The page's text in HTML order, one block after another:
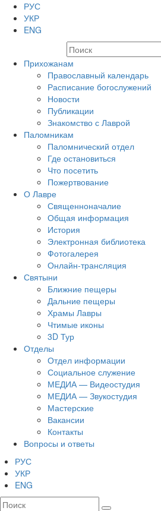
РУС
УКР
ENG
Прихожанам
Православный календарь
Расписание богослужений
Новости
Публикации
Знакомство с Лаврой
Паломникам
Паломнический отдел
Где остановиться
Что посетить
Пожертвование
О Лавре
Священноначалие
Общая информация
История
Электронная библиотека
Фотогалерея
Онлайн-трансляция
Святыни
Ближние пещеры
Дальние пещеры
Храмы Лавры
Чтимые иконы
3D Тур
Отделы
Отдел информации
Социальное служение
МЕДИА — Видеостудия
МЕДИА — Звукостудия
Мастерские
Вакансии
Контакты
Вопросы и ответы
РУС
УКР
ENG